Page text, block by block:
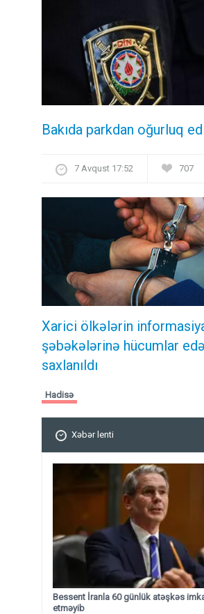
Bakıda parkdan oğurluq
7 Avqust 17:52 707
Xarici ölkələrin
şəbəkələrinə hücumlar
saxlanıldı
Hadisə
Xəbər lenti
Bessent İranla 60 günlük atəşkəs
etməyib